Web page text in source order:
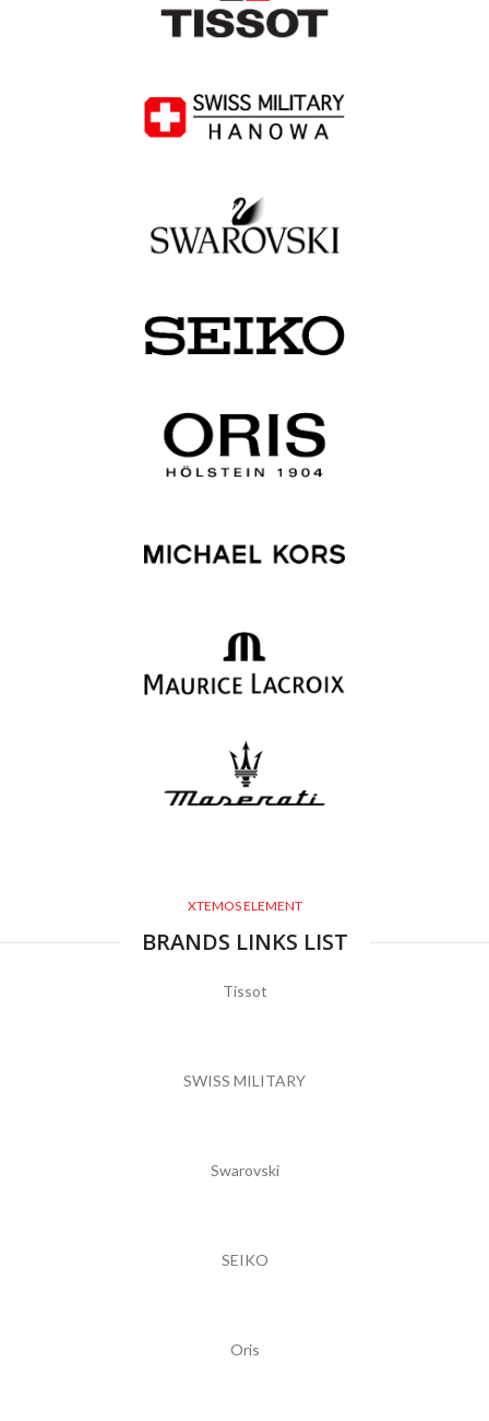
XTEMOS ELEMENT
BRANDS LINKS LIST
Tissot
SWISS MILITARY
Swarovski
SEIKO
Oris